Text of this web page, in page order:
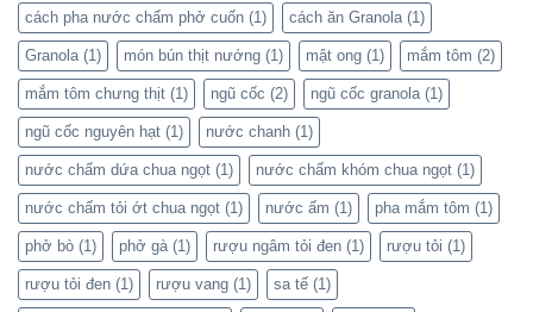
cách pha nước chấm phở cuốn (1) cách ăn Granola(1)
Granola(1) món bún thịt nướng (1) mật ong (1) mắm tôm (2)
mắm tôm chưng thịt (1) ngũ cốc (2) ngũ cốc granola(1)
ngũ cốc nguyên hạt (1) nước chanh (1)
nước chấm dứa chua ngọt (1) nước chấm khóm chua ngọt (1)
nước chấm tỏi ớt chua ngọt (1) nước ấm (1) pha mắm tôm (1)
phở bò (1) phở gà(1) rượu ngâm tỏi đen (1) rượu tỏi (1)
rượu tỏi đen (1) rượu vang (1) sa tế (1)